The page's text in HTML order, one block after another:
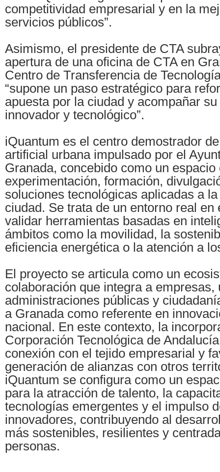
competitividad empresarial y en la
servicios públicos”.
Asimismo, el presidente de CTA
apertura de una oficina de CTA en
Centro de Transferencia de
“supone un paso estratégico para
apuesta por la ciudad y acompañar
innovador y tecnológico”.
iQuantum es el centro demostrador
artificial urbana impulsado por el
Granada, concebido como un espacio
experimentación, formación,
soluciones tecnológicas aplicadas a
ciudad. Se trata de un entorno real en
validar herramientas basadas en
ámbitos como la movilidad, la
eficiencia energética o la atención a
El proyecto se articula como un
colaboración que integra a empresas,
administraciones públicas y
a Granada como referente en
nacional. En este contexto, la
Corporación Tecnológica de
conexión con el tejido empresarial y
generación de alianzas con otros
iQuantum se configura como un
para la atracción de talento, la
tecnologías emergentes y el impulso
innovadores, contribuyendo al
más sostenibles, resilientes y
personas.